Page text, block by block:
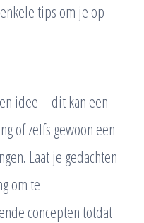
tips om je op
idee – dit kan een
of zelfs gewoon een
Laat je gedachten
om te
concepten totdat